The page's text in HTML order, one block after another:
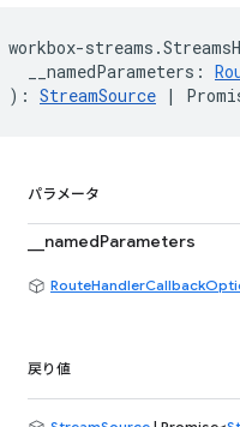
workbox-streams .
__namedParameters :
) : StreamSource |
パラメータ
__namedParameters
戻り値